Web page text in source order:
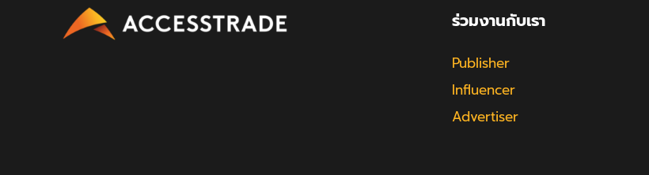
ร่วมงานกับเรา
Publisher
Influencer
Advertiser